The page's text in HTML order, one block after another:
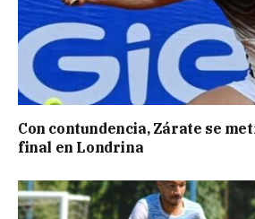
Con contundencia, Zárate se
final en Londrina